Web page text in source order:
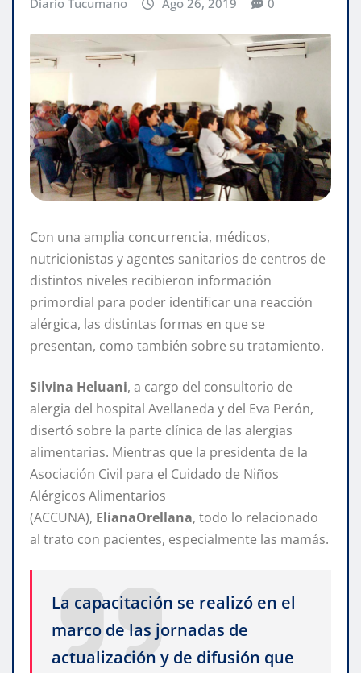
Diario Tucumano Ago 26, 2019 0
Con una amplia concurrencia, médicos,
nutricionistas y agentes sanitarios de centros de
distintos niveles recibieron información
primordial para poder identificar una reacción
alérgica, las distintas formas en que se
presentan, como también sobre su tratamiento.
Silvina Heluani, a cargo del consultorio de
alergia del hospital Avellaneda y del Eva Perón,
disertó sobre la parte clínica de las alergias
alimentarias. Mientras que la presidenta de la
Asociación Civil para el Cuidado de Niños
Alérgicos Alimentarios
(ACCUNA), ElianaOrellana, todo lo relacionado
al trato con pacientes, especialmente las mamás.
La capacitación se realizó en el
marco de las jornadas de
actualización y de difusión que